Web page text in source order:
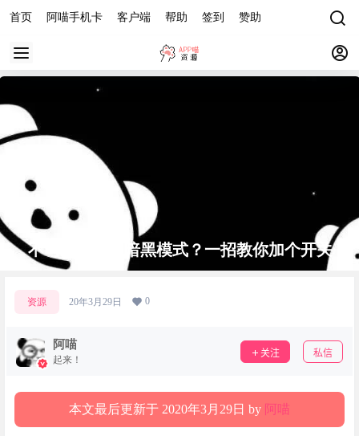
首页 阿喵手机卡 客户端 帮助 签到 赞助
不习惯微信的暗黑模式？一招教你加个开关
资源 20年3月29日 0
阿喵
起来！
关注 私信
本文最后更新于 2020年3月29日 by 阿喵